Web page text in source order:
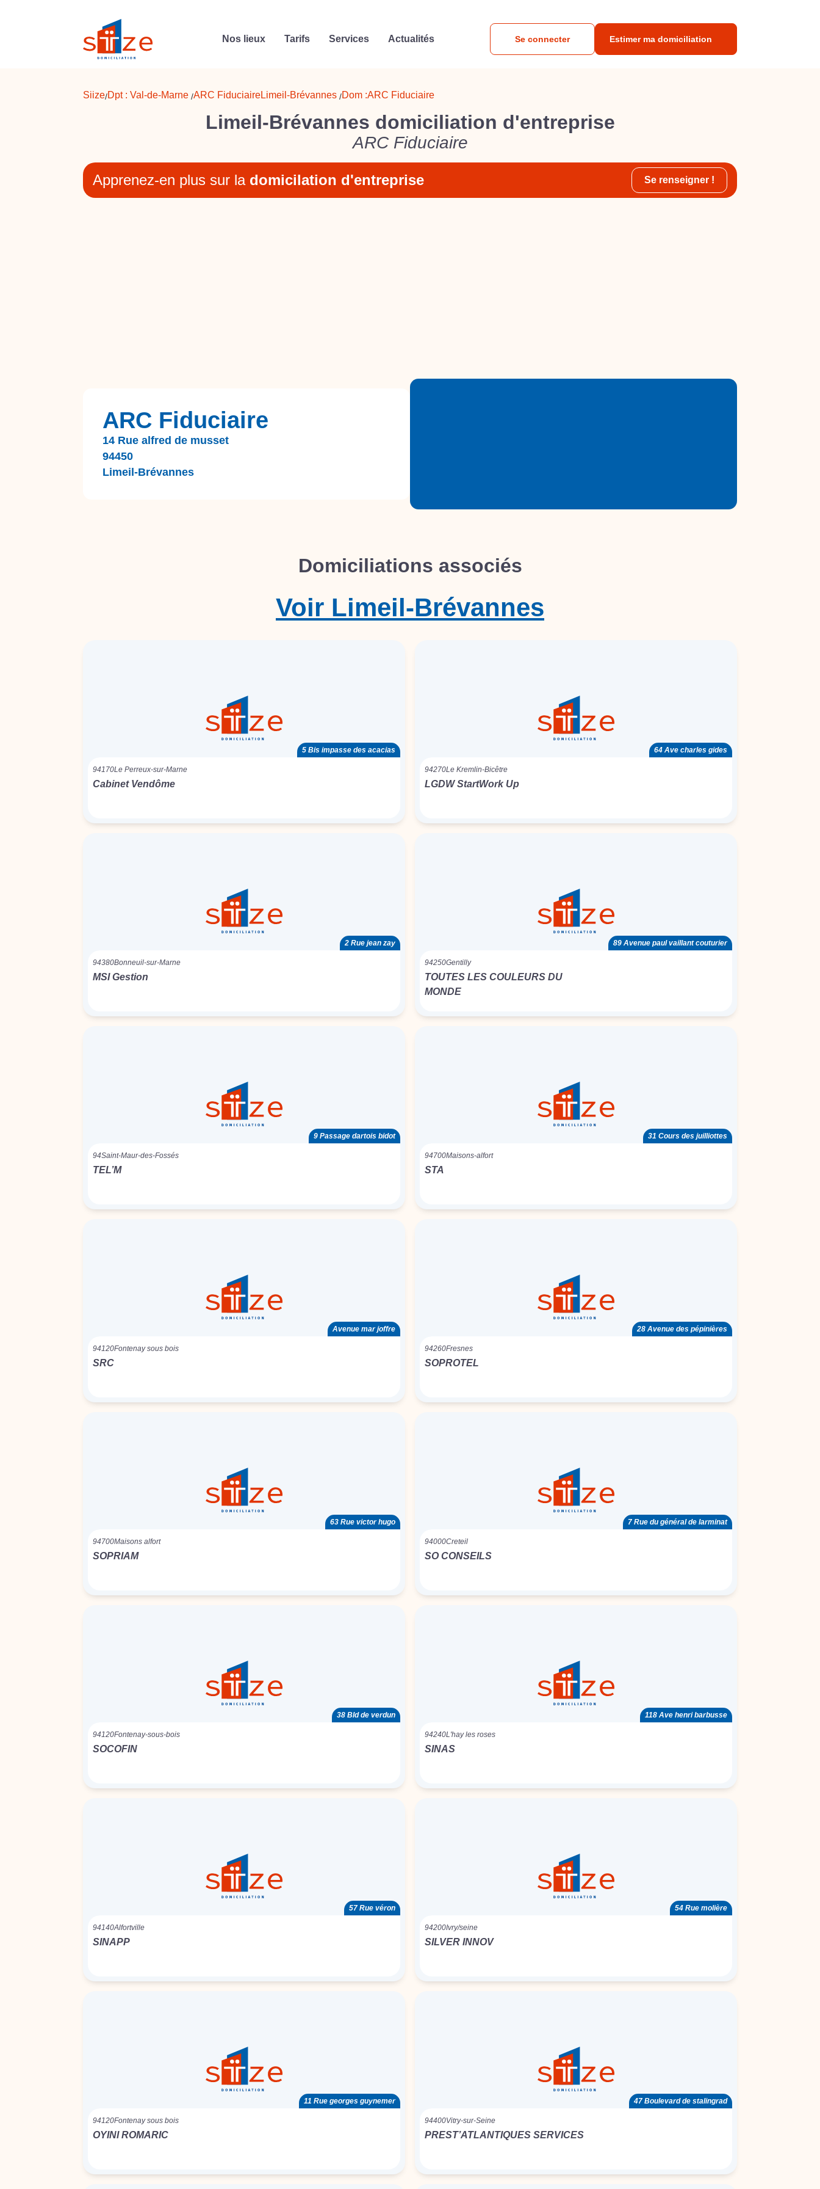
Nos lieux Tarifs Services Actualités Se connecter Estimer ma domiciliation
Siize/Dpt : Val-de-Marne /ARC FiduciaireLimeil-Brévannes /Dom :ARC Fiduciaire
Limeil-Brévannes domiciliation d'entreprise
ARC Fiduciaire
Apprenez-en plus sur la domicilation d'entreprise Se renseigner !
ARC Fiduciaire
14 Rue alfred de musset
94450
Limeil-Brévannes
Domiciliations associés
Limeil-Brévannes
Voir
5 Bis impasse des acacias
94170Le Perreux-sur-Marne
Cabinet Vendôme
64 Ave charles gides
94270Le Kremlin-Bicêtre
LGDW StartWork Up
2 Rue jean zay
94380Bonneuil-sur-Marne
MSI Gestion
89 Avenue paul vaillant couturier
94250Gentilly
TOUTES LES COULEURS DU
MONDE
9 Passage dartois bidot
94Saint-Maur-des-Fossés
TEL’M
31 Cours des juilliottes
94700Maisons-alfort
STA
Avenue mar joffre
94120Fontenay sous bois
SRC
28 Avenue des pépinières
94260Fresnes
SOPROTEL
63 Rue victor hugo
94700Maisons alfort
SOPRIAM
7 Rue du général de larminat
94000Creteil
SO CONSEILS
38 Bld de verdun
94120Fontenay-sous-bois
SOCOFIN
118 Ave henri barbusse
94240L'hay les roses
SINAS
57 Rue véron
94140Alfortville
SINAPP
54 Rue molière
94200Ivry/seine
SILVER INNOV
11 Rue georges guynemer
94120Fontenay sous bois
OYINI ROMARIC
47 Boulevard de stalingrad
94400Vitry-sur-Seine
PREST’ATLANTIQUES SERVICES